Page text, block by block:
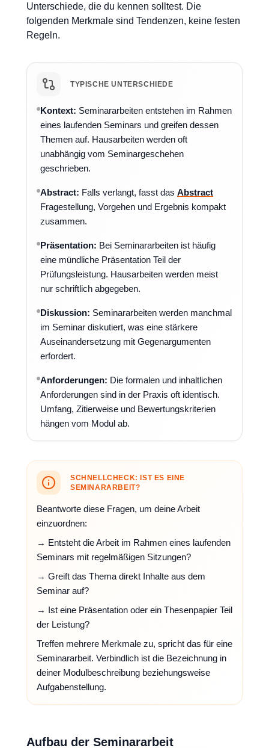
Unterschiede, die du kennen solltest. Die
folgenden Merkmale sind Tendenzen, keine festen
Regeln.
TYPISCHE UNTERSCHIEDE
Kontext: Seminararbeiten entstehen im Rahmen
eines laufenden Seminars und greifen dessen
Themen auf. Hausarbeiten werden oft
unabhängig vom Seminargeschehen
geschrieben.
Abstract: Falls verlangt, fasst das Abstract
Fragestellung, Vorgehen und Ergebnis kompakt
zusammen.
Präsentation: Bei Seminararbeiten ist häufig
eine mündliche Präsentation Teil der
Prüfungsleistung. Hausarbeiten werden meist
nur schriftlich abgegeben.
Diskussion: Seminararbeiten werden manchmal
im Seminar diskutiert, was eine stärkere
Auseinandersetzung mit Gegenargumenten
erfordert.
Anforderungen: Die formalen und inhaltlichen
Anforderungen sind in der Praxis oft identisch.
Umfang, Zitierweise und Bewertungskriterien
hängen vom Modul ab.
SCHNELLCHECK: IST ES EINE
SEMINARARBEIT?
Beantworte diese Fragen, um deine Arbeit
einzuordnen:
→ Entsteht die Arbeit im Rahmen eines laufenden
Seminars mit regelmäßigen Sitzungen?
→ Greift das Thema direkt Inhalte aus dem
Seminar auf?
→ Ist eine Präsentation oder ein Thesenpapier Teil
der Leistung?
Treffen mehrere Merkmale zu, spricht das für eine
Seminararbeit. Verbindlich ist die Bezeichnung in
deiner Modulbeschreibung beziehungsweise
Aufgabenstellung.
Aufbau der Seminararbeit